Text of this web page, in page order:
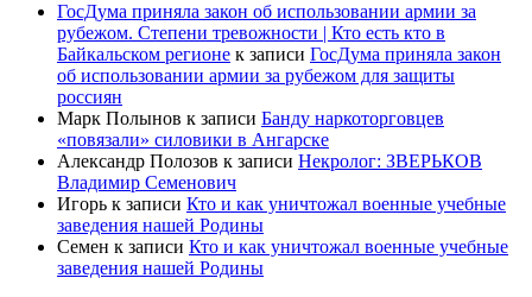
ГосДума приняла закон об использовании армии за
рубежом. Степени тревожности | Кто есть кто в
Байкальском регионе к записи ГосДума приняла закон
об использовании армии за рубежом для защиты
россиян
Марк Полынов к записи Банду наркоторговцев
«повязали» силовики в Ангарске
Александр Полозов к записи Некролог: ЗВЕРЬКОВ
Владимир Семенович
Игорь к записи Кто и как уничтожал военные учебные
заведения нашей Родины
Семен к записи Кто и как уничтожал военные учебные
заведения нашей Родины